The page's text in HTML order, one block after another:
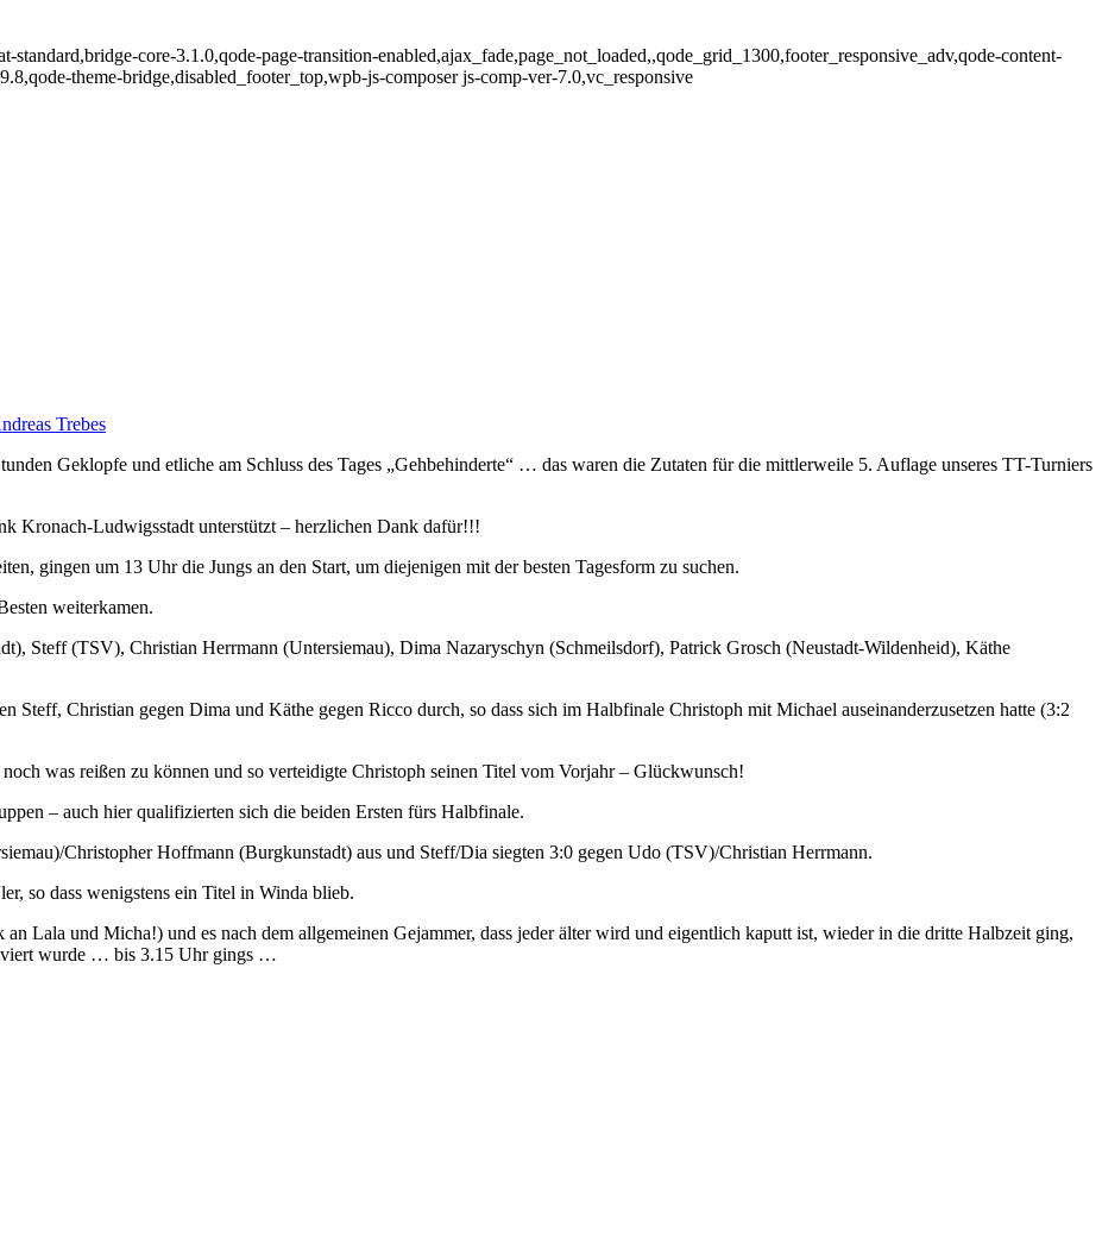
core-3.1.0,qode-page-transition-enabled,ajax_fade,page_not_loaded,,qode_grid_1300,footer_responsive_adv,qode-content-
theme-bridge,disabled_footer_top,wpb-js-composer js-comp-ver-7.0,vc_responsive
Trebes
Geklopfe und etliche am Schluss des Tages „Gehbehinderte“ … das waren die Zutaten für die mittlerweile 5. Auflage unseres TT-Turniers
Kronach-Ludwigsstadt unterstützt – herzlichen Dank dafür!!!
gingen um 13 Uhr die Jungs an den Start, um diejenigen mit der besten Tagesform zu suchen.
weiterkamen.
Steff (TSV), Christian Herrmann (Untersiemau), Dima Nazaryschyn (Schmeilsdorf), Patrick Grosch (Neustadt-Wildenheid), Käthe
Steff, Christian gegen Dima und Käthe gegen Ricco durch, so dass sich im Halbfinale Christoph mit Michael auseinanderzusetzen hatte (3:2
was reißen zu können und so verteidigte Christoph seinen Titel vom Vorjahr – Glückwunsch!
– auch hier qualifizierten sich die beiden Ersten fürs Halbfinale.
Christopher Hoffmann (Burgkunstadt) aus und Steff/Dia siegten 3:0 gegen Udo (TSV)/Christian Herrmann.
so dass wenigstens ein Titel in Winda blieb.
Lala und Micha!) und es nach dem allgemeinen Gejammer, dass jeder älter wird und eigentlich kaputt ist, wieder in die dritte Halbzeit ging,
wurde … bis 3.15 Uhr gings …